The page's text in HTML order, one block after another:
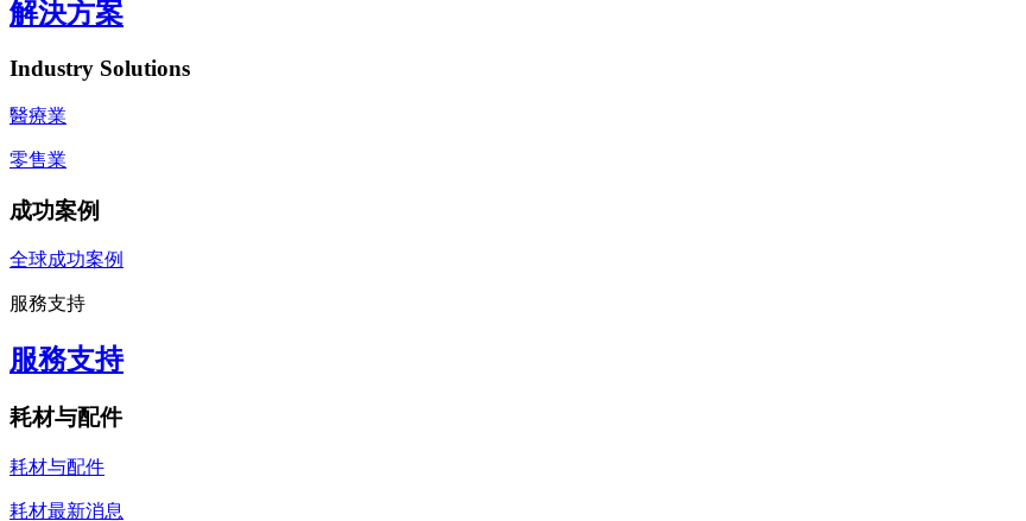
解決方案
Industry Solutions
醫療業
零售業
成功案例
全球成功案例
服務支持
服務支持
耗材与配件
耗材与配件
耗材最新消息